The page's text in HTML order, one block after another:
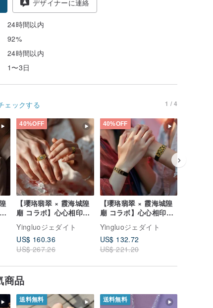
デザイナーに連絡
24時間以内
92%
24時間以内
1〜3日
ェックする 1 / 4
40%OFF
【瓔珞翡翠 × 霞海城隍
廟 コラボ】心心相印リ
ング | 収益の10%を寄
付
Yingluoジェダイト
US$ 160.36
US$ 267.26
40%OFF
【瓔珞翡翠 × 霞海城隍
廟 コラボ】心心相印ブ
レスレット | 10% をチ
ャリティに寄付
Yingluoジェダイト
US$ 132.72
US$ 221.20
商品
送料無料 送料無料